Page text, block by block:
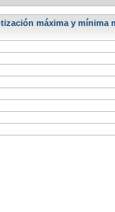
máxima y mínima